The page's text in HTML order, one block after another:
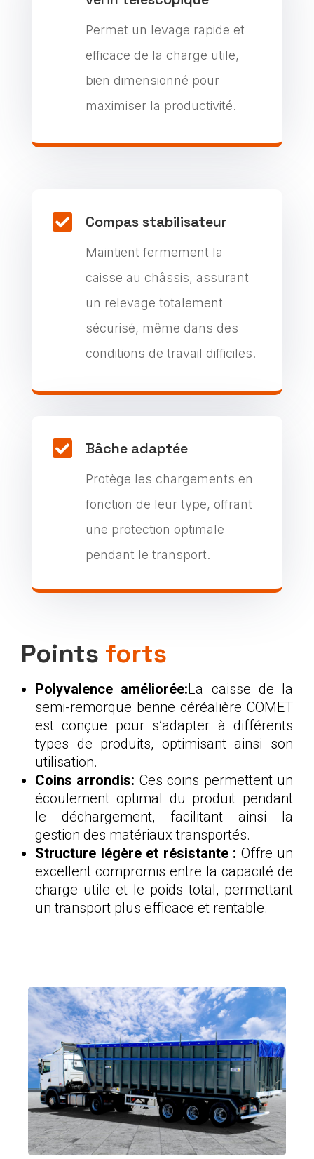
Permet un levage rapide et
efficace de la charge utile,
bien dimensionné pour
maximiser la productivité.
 Compas stabilisateur
Maintient fermement la
caisse au châssis, assurant
un relevage totalement
sécurisé, même dans des
conditions de travail difficiles.
 Bâche adaptée
Protège les chargements en
fonction de leur type, offrant
une protection optimale
pendant le transport.
Points forts
Polyvalence améliorée:La caisse de la
semi-remorque benne céréalière COMET
est conçue pour s’adapter à différents
types de produits, optimisant ainsi son
utilisation.
Coins arrondis: Ces coins permettent un
écoulement optimal du produit pendant
le déchargement, facilitant ainsi la
gestion des matériaux transportés.
Structure légère et résistante : Offre un
excellent compromis entre la capacité de
charge utile et le poids total, permettant
un transport plus efficace et rentable.